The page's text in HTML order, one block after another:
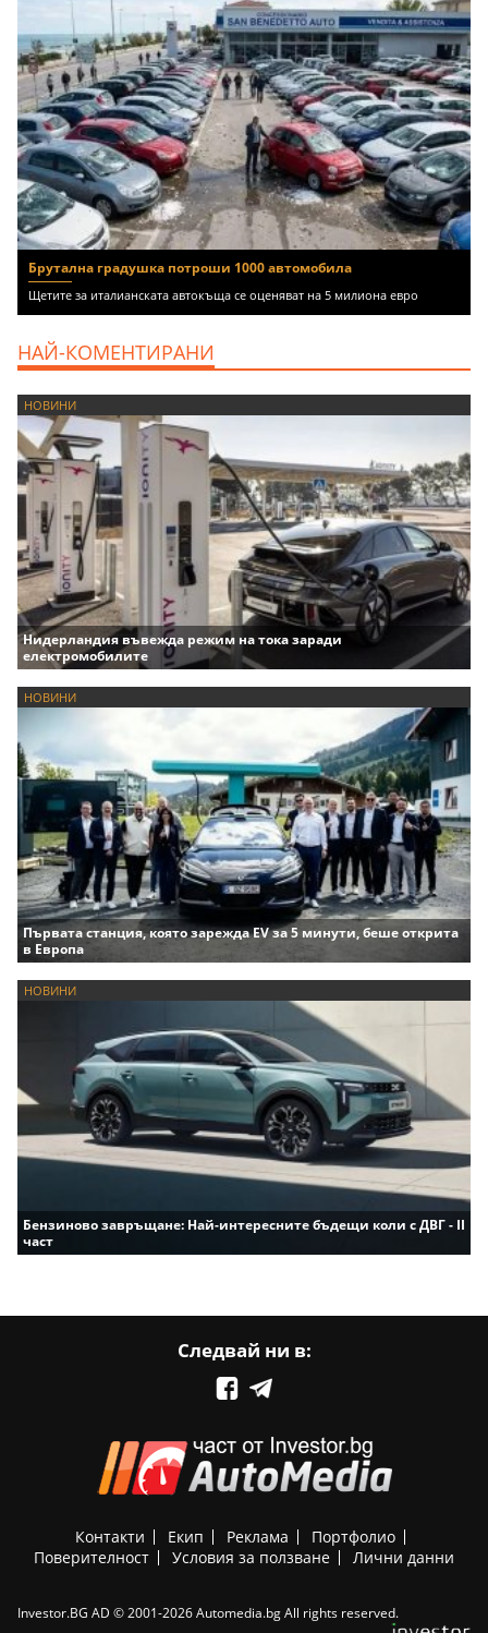
Брутална градушка потроши 1000 автомобила
Щетите за италианската автокъща се оценяват на 5 милиона евро
НАЙ-КОМЕНТИРАНИ
НОВИНИ
Нидерландия въвежда режим на тока заради
електромобилите
НОВИНИ
Първата станция, която зарежда EV за 5 минути, беше открита
в Европа
НОВИНИ
Бензиново завръщане: Най-интересните бъдещи коли с ДВГ - II
част
Следвай ни в:
Контакти Екип Реклама
Портфолио
Поверителност
Условия за ползване Лични данни
Investor.BG AD © 2001-2026 Automedia.bg All rights reserved.